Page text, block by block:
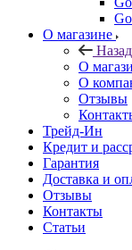
О магазине
Назад
О
О
Отзывы
Трейд-Ин
Кредит и
Гарантия
Доставка и
Отзывы
Контакты
Статьи